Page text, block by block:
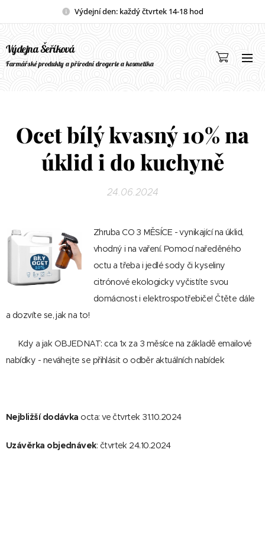
Výdejní den: každý čtvrtek 14-18 hod
Výdejna Šeříková
Farmářské produkty a přírodní drogerie a kosmetika
Ocet bílý kvasný 10% na
úklid i do kuchyně
24.06.2024
Zhruba CO 3 MĚSÍCE - vynikající na úklid,
vhodný i na vaření. Pomocí naředěného
octu a třeba i jedlé sody či kyseliny
citrónové ekologicky vyčistíte svou
domácnost i elektrospotřebiče! Čtěte dále
a dozvíte se, jak na to!
📌 Kdy a jak OBJEDNAT: cca 1x za 3 měsíce na základě emailové
nabídky - neváhejte se přihlásit o odběr aktuálních nabídek
Nejbližší dodávka octa: ve čtvrtek 31.10.2024
Uzávěrka objednávek: čtvrtek 24.10.2024